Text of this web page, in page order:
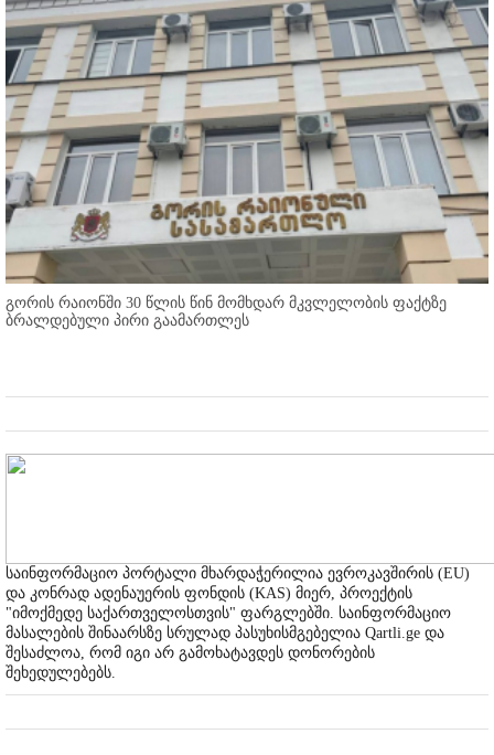
გორის რაიონში 30 წლის წინ მომხდარ მკვლელობის ფაქტზე
ბრალდებული პირი გაამართლეს
საინფორმაციო პორტალი მხარდაჭერილია ევროკავშირის (EU)
და კონრად ადენაუერის ფონდის (KAS) მიერ, პროექტის
"იმოქმედე საქართველოსთვის" ფარგლებში. საინფორმაციო
მასალების შინაარსზე სრულად პასუხისმგებელია Qartli.ge და
შესაძლოა, რომ იგი არ გამოხატავდეს დონორების
შეხედულებებს.